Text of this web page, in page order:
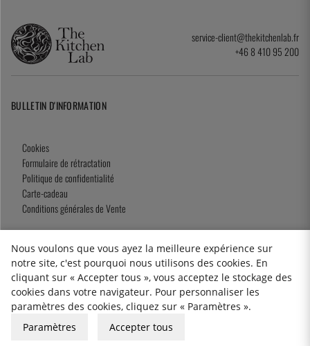
service-client@thekitchenlab.fr
+46 8 410 95 200
BULLETIN D'INFORMATION
Cookies
Formulaire de rétractation
Politique de confidentialité
Carte-cadeau
Conditions générales de Vente
2026 KitchenLab AB
Nous voulons que vous ayez la meilleure expérience sur
notre site, c'est pourquoi nous utilisons des cookies. En
cliquant sur « Accepter tous », vous acceptez le stockage des
cookies dans votre navigateur. Pour personnaliser les
paramètres des cookies, cliquez sur « Paramètres ».
Paramètres
Accepter tous